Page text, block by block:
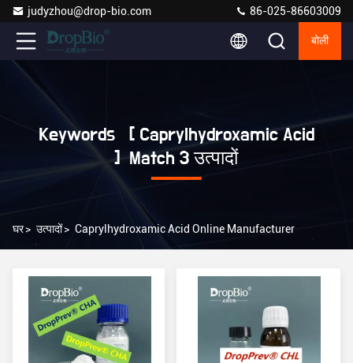
judyzhou@drop-bio.com 86-025-86603009
बोली
Keywords [ Caprylhydroxamic Acid
] Match 3 उत्पादों
घर> उत्पादों> Caprylhydroxamic Acid Online Manufacturer